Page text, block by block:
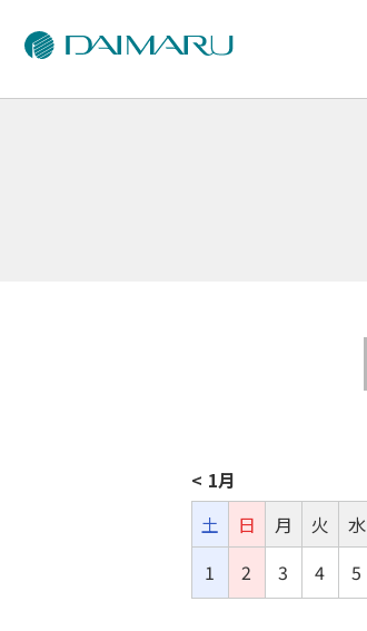
< 1月
土
日 月 火 水
1
2 3 4 5